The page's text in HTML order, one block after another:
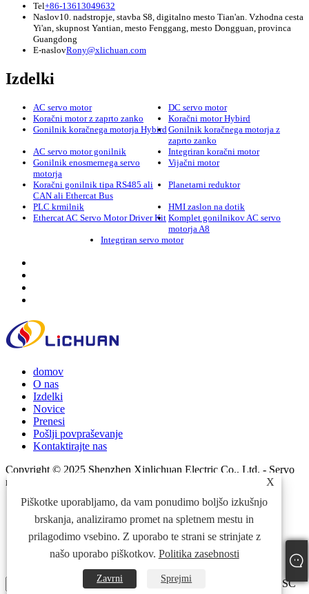
Tel+86-13613049632
Naslov10. nadstropje, stavba S8, digitalno mesto Tian'an. Vzhodna cesta
Yi'an, skupnost Yantian, mesto Fenggang, mesto Dongguan, provinca
Guangdong
E-naslovRony@xlichuan.com
Izdelki
AC servo motor
DC servo motor
Koračni motor z zaprto zanko
Koračni motor Hybird
Gonilnik koračnega motorja Hybird Gonilnik koračnega motorja z
zaprto zanko
AC servo motor gonilnik
Integriran koračni motor
Gonilnik enosmernega servo
motorja
Vijačni motor
Koračni gonilnik tipa RS485 ali
CAN ali Ethercat Bus
Planetarni reduktor
PLC krmilnik
HMI zaslon na dotik
Ethercat AC Servo Motor Driver Kit Komplet gonilnikov AC servo
motorja A8
Integriran servo motor
domov
O nas
Izdelki
Novice
Prenesi
Pošlji povpraševanje
Kontaktirajte nas
Copyright © 2025 Shenzhen Xinlichuan Electric Co., Ltd. - Servo
motor, motorni servo, koračni motor - vse pravice pridržane
Links
Sitemap
RSS
XML
Politika zasebnosti
Pritisnite Enter za iskanje ali ESC
X
Piškotke uporabljamo, da vam ponudimo boljšo izkušnjo
brskanja, analiziramo promet na spletnem mestu in
prilagodimo vsebino. Z uporabo te strani se strinjate z
našo uporabo piškotkov. Politika zasebnosti
Zavrni Sprejmi